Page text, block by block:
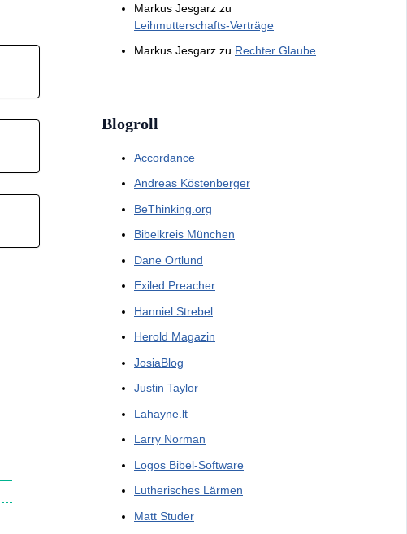
Markus Jesgarz zu
Leihmutterschafts-Verträge
Markus Jesgarz zu Rechter Glaube
Blogroll
Accordance
Andreas Köstenberger
BeThinking.org
Bibelkreis München
Dane Ortlund
Exiled Preacher
Hanniel Strebel
Herold Magazin
JosiaBlog
Justin Taylor
Lahayne.lt
Larry Norman
Logos Bibel-Software
Lutherisches Lärmen
Matt Studer